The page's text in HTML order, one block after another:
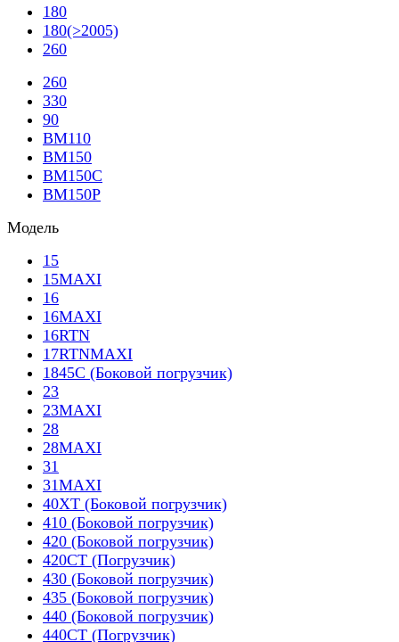
180
180(>2005)
260
260
330
90
BM110
BM150
BM150C
BM150P
Модель
15
15MAXI
16
16MAXI
16RTN
17RTNMAXI
1845C (Боковой погрузчик)
23
23MAXI
28
28MAXI
31
31MAXI
40XT (Боковой погрузчик)
410 (Боковой погрузчик)
420 (Боковой погрузчик)
420CT (Погрузчик)
430 (Боковой погрузчик)
435 (Боковой погрузчик)
440 (Боковой погрузчик)
440CT (Погрузчик)